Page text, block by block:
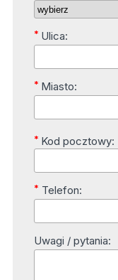
* Ulica:
* Miasto:
* Kod pocztowy:
* Telefon:
Uwagi / pytania: